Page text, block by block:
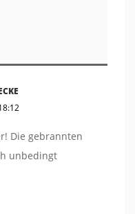
Die gebrannten
unbedingt